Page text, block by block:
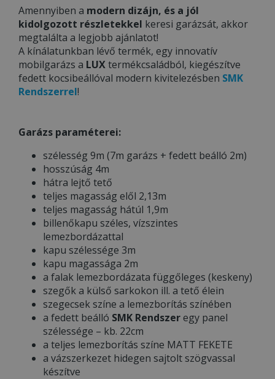
Amennyiben a modern dizájn, és a jól
kidolgozott részletekkel keresi garázsát, akkor
megtalálta a legjobb ajánlatot!
A kínálatunkban lévő termék, egy innovatív
mobilgarázs a LUXtermékcsaládból, kiegészítve
fedett kocsibeállóval modern kivitelezésben SMK
Rendszerrel!
Garázs paraméterei:
szélesség 9m (7m garázs + fedett beálló 2m)
hosszúság 4m
hátra lejtő tető
teljes magasság elől 2,13m
teljes magasság hátúl 1,9m
billenőkapu széles, vízszintes
lemezbordázattal
kapu szélessége 3m
kapu magassága 2m
a falak lemezbordázata függőleges (keskeny)
szegők a külső sarkokon ill. a tető élein
szegecsek színe a lemezborítás színében
a fedett beálló SMK Rendszeregy panel
szélessége – kb. 22cm
a teljes lemezborítás színe MATT FEKETE
a vázszerkezet hidegen sajtolt szögvassal
készítve